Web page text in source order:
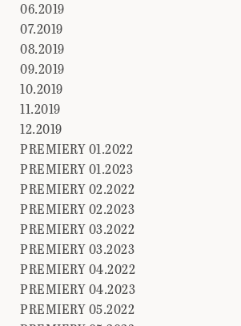
06.2019
07.2019
08.2019
09.2019
10.2019
11.2019
12.2019
PREMIERY 01.2022
PREMIERY 01.2023
PREMIERY 02.2022
PREMIERY 02.2023
PREMIERY 03.2022
PREMIERY 03.2023
PREMIERY 04.2022
PREMIERY 04.2023
PREMIERY 05.2022